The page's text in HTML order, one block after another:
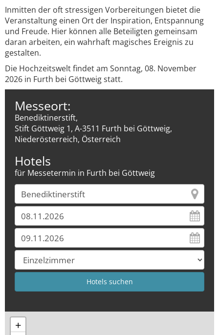
Inmitten der oft stressigen Vorbereitungen bietet die
Veranstaltung einen Ort der Inspiration, Entspannung
und Freude. Hier können alle Beteiligten gemeinsam
daran arbeiten, ein wahrhaft magisches Ereignis zu
gestalten.
Die Hochzeitswelt findet am Sonntag, 08. November
2026 in Furth bei Göttweig statt.
Messeort:
Benediktinerstift,
Stift Göttweig 1, A-3511 Furth bei Göttweig,
Niederösterreich, Österreich
Hotels
für Messetermin in Furth bei Göttweig
+